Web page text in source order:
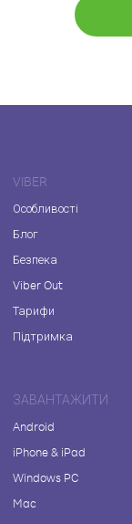
VIBER
Особливості
Блог
Безпека
Viber Out
Тарифи
Підтримка
ЗАВАНТАЖИТИ
Android
iPhone & iPad
Windows PC
Mac